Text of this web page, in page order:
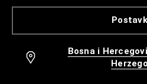
Bosna i